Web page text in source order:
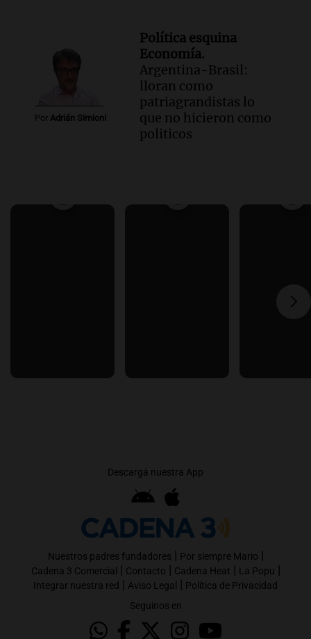
Por Adrián Simioni
Política esquina
Economía.
Argentina-Brasil:
lloran como
patriagrandistas lo
que no hicieron como
politicos
Descargá nuestra App
Nuestros padres fundadores | Por siempre Mario |
Cadena 3 Comercial | Contacto | Cadena Heat | La Popu |
Integrar nuestra red | Aviso Legal | Política de Privacidad
Seguinos en